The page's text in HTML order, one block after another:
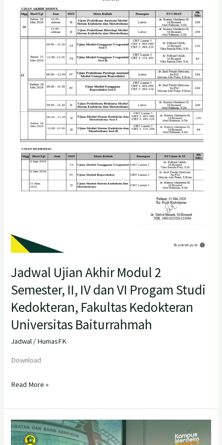
Jadwal Ujian Akhir Modul 2
Semester, II, IV dan VI Progam Studi
Kedokteran, Fakultas Kedokteran
Universitas Baiturrahmah
Jadwal / HumasFK
Download
Semester,
Progam
Kedokteran,
Fakultas
Kedokteran
Universitas
Read More »
Membangun
Jejaring